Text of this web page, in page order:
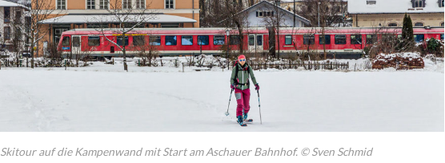
Skitour auf die Kampenwand mit Start am Aschauer Bahnhof. © Sven Schmid